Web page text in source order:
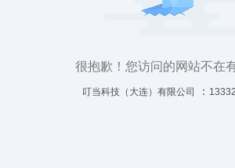
很抱歉！您访问的网站不在
叮当科技（大连）有限公司 ：